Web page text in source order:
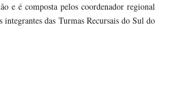
e é composta pelos coordenador regional
das Turmas Recursais do Sul do